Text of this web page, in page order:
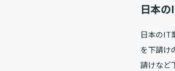
日本
日本のIT
を下請け
請けなど